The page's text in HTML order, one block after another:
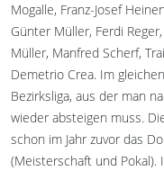
Mogalle, Franz-Josef
Günter Müller, Ferdi
Müller, Manfred Scherf,
Demetrio Crea. Im
Bezirksliga, aus der man
wieder absteigen muss.
schon im Jahr zuvor das
(Meisterschaft und Pokal).